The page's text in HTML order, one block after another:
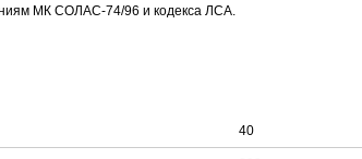
МК СОЛАС-74/96 и кодекса ЛСА.
40